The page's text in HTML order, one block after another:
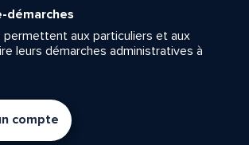
démarches
aux particuliers et aux
leurs démarches administratives à
compte